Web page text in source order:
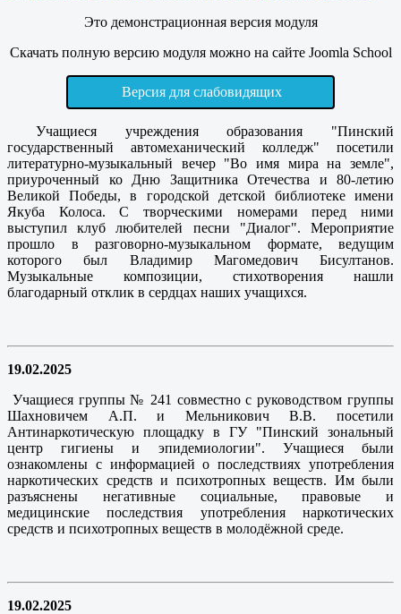
Это демонстрационная версия модуля
Скачать полную версию модуля можно на сайте Joomla School
Версия для слабовидящих
Учащиеся учреждения образования "Пинский
государственный автомеханический колледж" посетили
литературно-музыкальный вечер "Во имя мира на земле",
приуроченный ко Дню Защитника Отечества и 80-летию
Великой Победы, в городской детской библиотеке имени
Якуба Колоса. С творческими номерами перед ними
выступил клуб любителей песни "Диалог". Мероприятие
прошло в разговорно-музыкальном формате, ведущим
которого был Владимир Магомедович Бисултанов.
Музыкальные композиции, стихотворения нашли
благодарный отклик в сердцах наших учащихся.
19.02.2025
Учащиеся группы № 241 совместно с руководством группы
Шахновичем А.П. и Мельникович В.В. посетили
Антинаркотическую площадку в ГУ "Пинский зональный
центр гигиены и эпидемиологии". Учащиеся были
ознакомлены с информацией о последствиях употребления
наркотических средств и психотропных веществ. Им были
разъяснены негативные социальные, правовые и
медицинские последствия употребления наркотических
средств и психотропных веществ в молодёжной среде.
19.02.2025